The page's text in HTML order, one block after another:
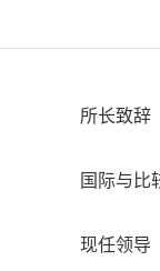
所长致辞
国际与比
现任领导